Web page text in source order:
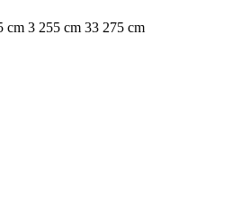
cm 3 255 cm 33 275 cm